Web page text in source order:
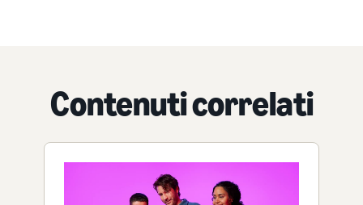
Contenuti correlati